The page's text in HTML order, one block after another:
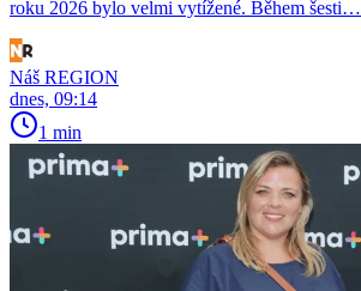
roku 2026 bylo velmi vytížené. Během šesti…
Náš REGION
dnes, 09:14
1 min